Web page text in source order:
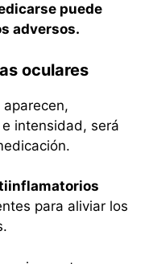
puede
adversos.
oculares
intensidad, será
para aliviar los